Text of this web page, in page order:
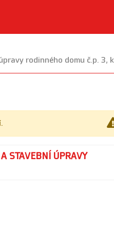
rodinného domu č.p. 3,
STAVEBNÍ ÚPRAVY